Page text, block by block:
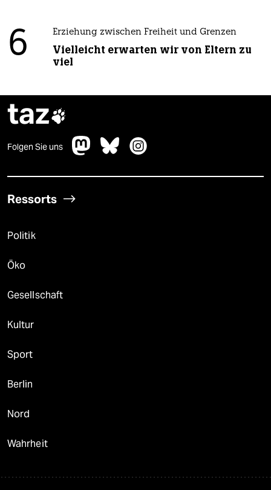
6 Erziehung zwischen Freiheit und Grenzen
Vielleicht erwarten wir von Eltern zu
viel
taz
Folgen Sie uns
Ressorts
Politik
Öko
Gesellschaft
Kultur
Sport
Berlin
Nord
Wahrheit